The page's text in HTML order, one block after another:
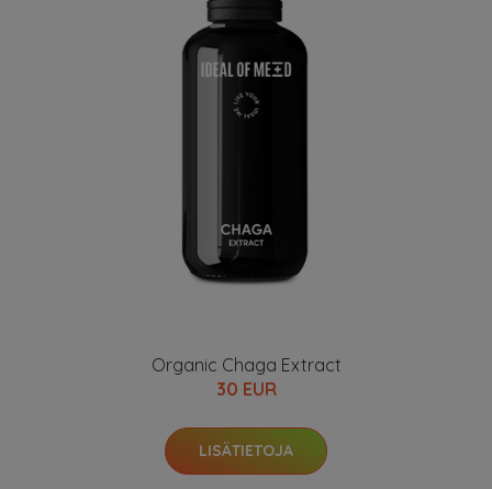
Organic Chaga Extract
30 EUR
LISÄTIETOJA